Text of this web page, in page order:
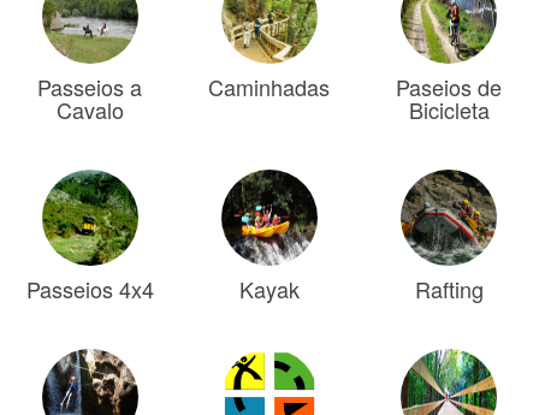
Passeios a
Cavalo
Caminhadas Paseios de
Bicicleta
Passeios 4x4 Kayak Rafting